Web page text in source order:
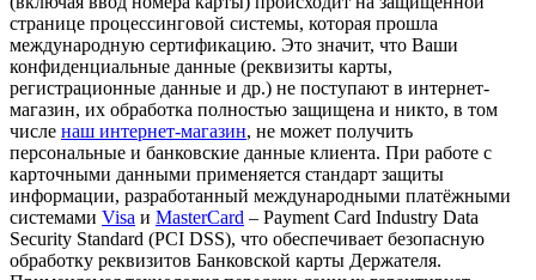
странице процессинговой системы, которая прошла
международную сертификацию. Это значит, что Ваши
конфиденциальные данные (реквизиты карты,
регистрационные данные и др.) не поступают в интернет-
магазин, их обработка полностью защищена и никто, в том
числе наш интернет-магазин, не может получить
персональные и банковские данные клиента. При работе с
карточными данными применяется стандарт защиты
информации, разработанный международными платёжными
системами Visa и MasterCard – Payment Card Industry Data
Security Standard (PCI DSS), что обеспечивает безопасную
обработку реквизитов Банковской карты Держателя.